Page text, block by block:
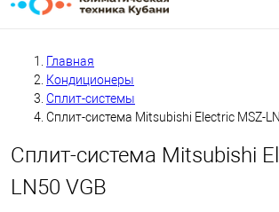
Главная
Кондиционеры
Сплит-системы
Сплит-система Mitsubishi Electric MSZ-
Сплит-система Mitsubishi
LN50 VGB